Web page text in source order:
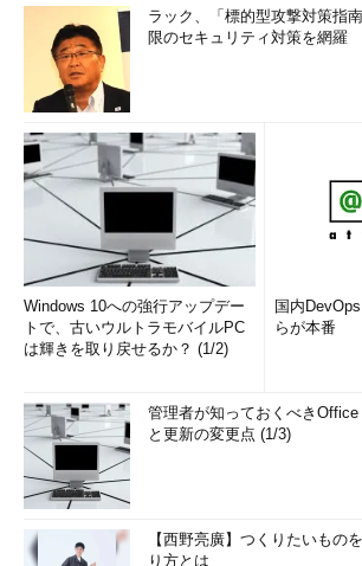
tdown.exeの使用例
Windows 2000のResource Kitに含まれ
ているshutdown.exeをパラメーターな
しで実行すると、このようなGUI形式の
シャットダウン画面が表示される。オプ
ションやメッセージなどをセットして
［OK］をクリックすると、指定された
時間後に処理が実行される。
（1）シャットダウンさせるコンピュ
ーターの名前。リモートのコンピュータ
ーを指定することができる。
（2）これをクリックすると、コンピ
ューターを選択する画面が表示される。
（3）全ての実行中のアプリケーショ
ンを強制的に終了させてからシャットダ
ウンを行う。
（4）シャットダウン後にシステムを
れるメッセージ。ユーザーがログオンし
ている場合は、ここに指定されたメッセ
ージが表示される。
（6）シャットダウンまでの待ち時
間。デフォルトでは30秒となってい
理が実行される。
ラック、「標的型攻撃対策
限のセキュリティ対策を網羅
Windows 10への強行アップデー
トで、古いウルトラモバイルPC
は輝きを取り戻せるか？ (1/2)
国内
らが本番
管理者が知っておくべき
と更新の変更点 (1/3)
【西野亮廣】つくりたいもの
り方とは